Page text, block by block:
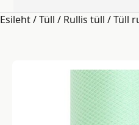
Esileht/Tüll / Rullis tüll / Tüll